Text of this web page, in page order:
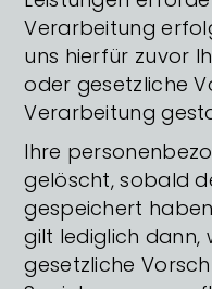
Verarbeitung
uns hierfür zuvor
oder gesetzliche
Verarbeitung
Ihre
gelöscht, sobald
gespeichert
gilt lediglich dann,
gesetzliche